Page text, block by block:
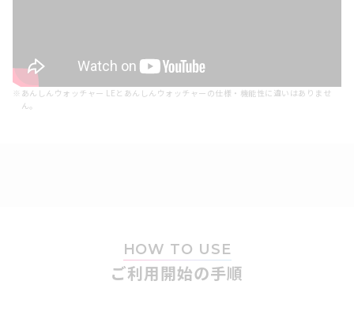
※ あんしんウォッチャー LEとあんしんウォッチャーの仕様・機能性に違いはありませ
ん。
HOW TO USE
ご利用開始の手順